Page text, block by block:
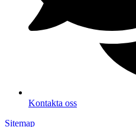
Kontakta oss
Sitemap